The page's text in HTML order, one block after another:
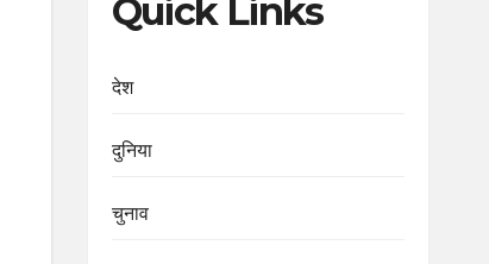
Quick Links
देश
दुनिया
चुनाव